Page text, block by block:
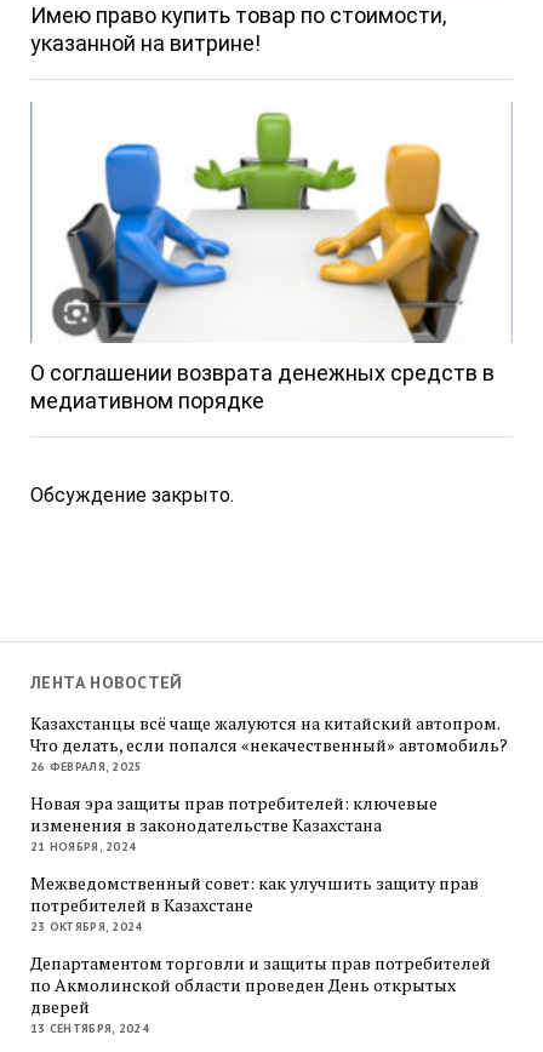
Имею право купить товар по стоимости,
указанной на витрине!
О соглашении возврата денежных средств в
медиативном порядке
Обсуждение закрыто.
ЛЕНТА НОВОСТЕЙ
Казахстанцы всё чаще жалуются на китайский автопром.
Что делать, если попался «некачественный» автомобиль?
26 ФЕВРАЛЯ, 2025
Новая эра защиты прав потребителей: ключевые
изменения в законодательстве Казахстана
21 НОЯБРЯ, 2024
Межведомственный совет: как улучшить защиту прав
потребителей в Казахстане
23 ОКТЯБРЯ, 2024
Департаментом торговли и защиты прав потребителей
по Акмолинской области проведен День открытых
дверей
13 СЕНТЯБРЯ, 2024